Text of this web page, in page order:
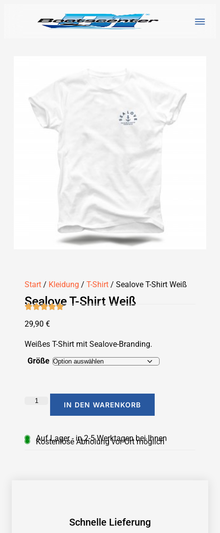
Start / Kleidung / T-Shirt / Sealove T-Shirt Weiß
Sealove T-Shirt Weiß
29,90 €
Weißes T-Shirt mit Sealove-Branding.
Größe
IN DEN WARENKORB
Auf Lager - in 2-5 Werktagen bei Ihnen
Kostenlose Abholung vor Ort möglich
Schnelle Lieferung